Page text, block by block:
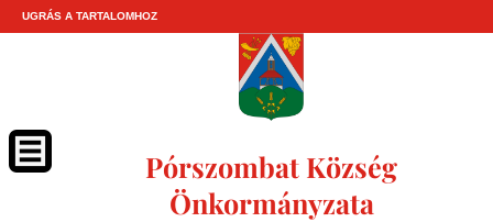
UGRÁS A TARTALOMHOZ
Pórszombat Község
Önkormányzata